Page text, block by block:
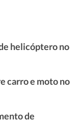
helicóptero no
carro e moto no
de